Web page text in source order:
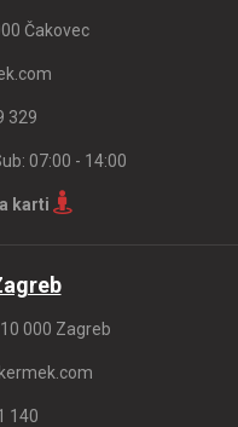
Čakovec
329
07:00 - 14:00
karti
000 Zagreb
140